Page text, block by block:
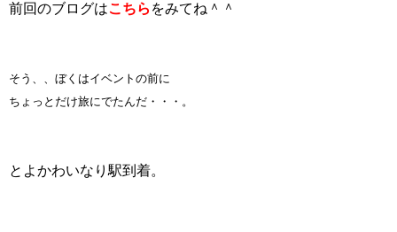
前回のブログはこちら をみてね＾＾
そう、、ぼくはイベントの前に
ちょっとだけ旅にでたんだ・・・。
とよかわいなり駅到着。